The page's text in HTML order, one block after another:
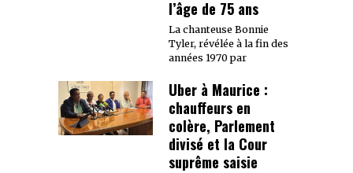
l’âge de 75 ans
La chanteuse Bonnie
Tyler, révélée à la fin des
années 1970 par
Uber à Maurice :
chauffeurs en
colère, Parlement
divisé et la Cour
suprême saisie